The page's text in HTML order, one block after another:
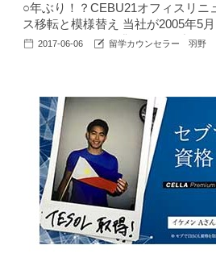
○年ぶり！？CEBU21オフィスリニ
ス移転と模様替え 当社が2005年5
ジェントとして創業してから丸12
は全く手につかず。。(´ｪ｀；)三(；´
2017-06-06 留学カウンセラー 羽野